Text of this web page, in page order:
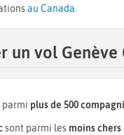
au Canada.
un vol
parmi plus de 500
sont parmi les moins chers